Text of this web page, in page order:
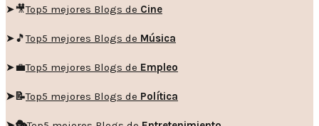
➤🎥Top5 mejores Blogs de Cine
➤🎵Top5 mejores Blogs de Música
➤💼Top5 mejores Blogs de Empleo
➤📝Top5 mejores Blogs de Política